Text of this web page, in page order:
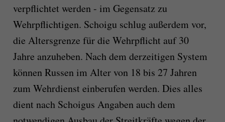
verpflichtet werden - im Gegensatz zu
Wehrpflichtigen. Schoigu schlug außerdem vor,
die Altersgrenze für die Wehrpflicht auf 30
Jahre anzuheben. Nach dem derzeitigen System
können Russen im Alter von 18 bis 27 Jahren
zum Wehrdienst einberufen werden. Dies alles
dient nach Schoigus Angaben auch dem